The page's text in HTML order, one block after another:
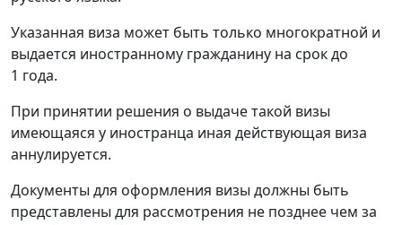
Указанная виза может быть только многократной и
выдается иностранному гражданину на срок до
1 года.
При принятии решения о выдаче такой визы
имеющаяся у иностранца иная действующая виза
аннулируется.
Документы для оформления визы должны быть
представлены для рассмотрения не позднее чем за